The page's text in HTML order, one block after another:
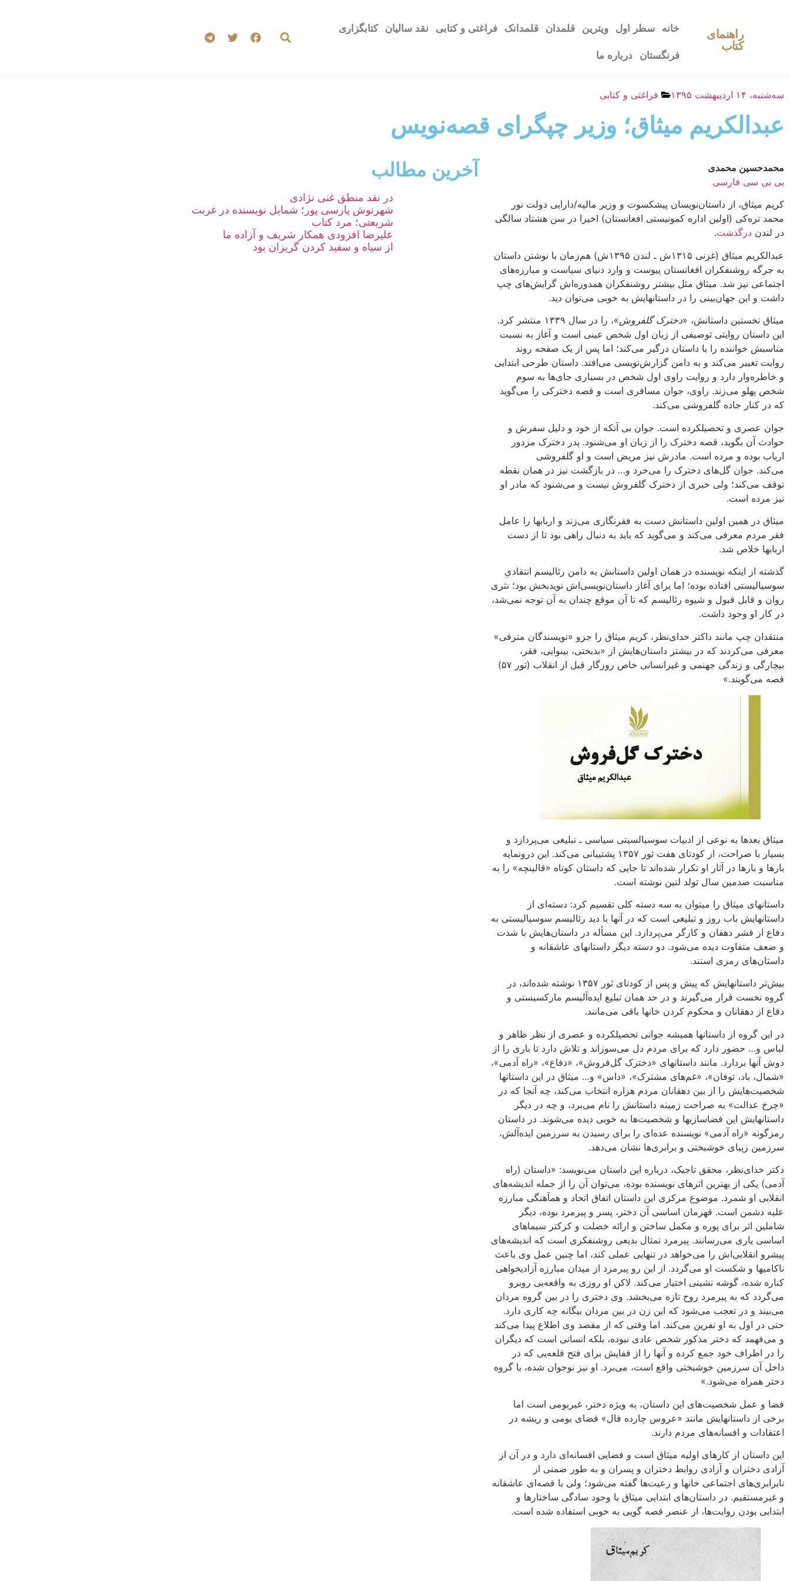
راهنمای
کتاب
خانه سطر اول ویترین قلمدان قلمدانک فراغتی و کتابی نقد سالیان کتابگزاری
فرنگستان درباره ما
سه‌شنبه، ۱۴ اردیبهشت ۱۳۹۵ فراغتی و کتابی
عبدالکریم میثاق؛ وزیر چپگرای قصه‌نویس
محمدحسین محمدی
بی بی سی فارسی
کریم میثاق، از داستان‌نویسان پیشکسوت و وزیر مالیه/دارایی دولت نور
محمد تره‌کی (اولین اداره کمونیستی افغانستان) اخیرا در سن هشتاد سالگی
در لندن درگذشت.
عبدالکریم میثاق (غزنی ۱۳۱۵ش ـ لندن ۱۳۹۵ش) ‌هم‌زمان با ‌‌نوشتن داستان
‌به جرگه‌ روشنفکران افغانستان پیوست و وارد دنیای سیاست و مبارزه‌های
اجتماعی نیز شد. میثاق مثل بیشتر روشنفکران همدوره‌اش گرایش‌های چپ
داشت و این جهان‌بینی را در داستانهایش به خوبی می‌توان دید.
‌میثاق نخستین داستانش، «دخترک گلفروش
»، را در سال ۱۳۳۹ ‌منتشر کرد.
این داستان روایتی توصیفی از زبان اول شخص عینی است و آغاز به‌ نسبت
مناسبش خواننده را با داستان درگیر می‌کند؛ اما پس از یک صفحه روند
روایت تغییر می‌کند و به دامن گزارش‌نویسی می‌افتد. داستان طرحی ابتدایی
و خاطره‌وار دارد و روایت راوی اول شخص در بسیاری جای‌ها به سوم
شخص پهلو می‌زند. راوی، جوان مسافری است و قصه‌ دخترکی را می‌گوید
که در کنار جاده گلفروشی می‌کند.
جوان عصری و تحصیلکرده است. جوان بی آنکه از خود و دلیل سفرش و
حوادث آن بگوید، قصه‌ دخترک را از زبان او می‌شنود. پدر دخترک مزدور
ارباب بوده و مرده است. ‌مادرش نیز مریض است و او‌ گلفروشی‌
می‌کند. جوان گل‌های دخترک را می‌خرد و… ‌در بازگشت نیز در همان نقطه
توقف می‌کند؛ ولی خبری از دخترک گلفروش نیست و می‌شنود که مادر او
نیز مرده است.
میثاق در همین اولین داستانش دست به فقرنگاری می‌زند و اربابها را عامل
فقر مردم معرفی می‌کند و می‌گوید که باید به دنبال راهی بود تا از دست
اربابها خلاص شد.
گذشته از اینکه نویسنده در همان اولین داستانش به دامن ‌رئالیسم انتقادیِ
سوسیالیستی افتاده بوده؛ اما برای آغاز داستان‌نویسی‌اش نویدبخش بود؛ نثری
روان و قابل قبول و شیوه رئالیسم که تا آن موقع چندان به آن توجه نمی‌شد،
در کار او وجود داشت.
منتقدان چپ ‌مانند داکتر خدای‌نظر، کریم میثاق را جزو «نویسندگان مترقی»
معرفی می‌کردند که ‌در بیشتر داستان‌هایش از «بدبختی، بینوایی، فقر،
بیچارگی و زندگی جهنمی و غیرانسانی خاص روزگار قبل از انقلاب (ثور ۵۷)
قصه می‌گویند.»
میثاق ‌بعدها به نوعی از ادبیات سوسیالسیتی سیاسی ـ تبلیغی می‌پردازد و‌‌
بسیار با صراحت، از کودتای هفت ثور ۱۳۵۷ پشتیبانی می‌کند. این درونمایه
بارها و بارها در آثار او تکرار شده‌اند تا جایی که داستان کوتاه «قالینچه» را به
مناسبت صدمین سال تولد لنین نوشته است.
داستانهای‌ میثاق را میتوان‌‌ به سه‌ دسته‌ کلی تقسیم کرد: دسته‌‌ای از
داستانهایش باب روز و تبلیغی‌ است که در آنها با دید رئالیسم سوسیالیستی به
دفاع از قشر دهقان و کارگر می‌پردازد. این مسأله در داستان‌هایش‌ با شدت
و ضعف متفاوت دیده می‌شود. ‌دو دسته‌ دیگر داستانهای‌‌‌ عاشقانه‌ و
داستان‌‌های رمزی استند.
بیش‌تر داستانهایش‌ که پیش و پس از کودتای ثور ۱۳۵۷ نوشته شده‌اند، در
گروه نخست قرار می‌گیرند و در حد همان تبلیغ ایده‌آلیسم مارکسیستی و
دفاع از دهقانان و محکوم کردن خانها باقی می‌مانند.
در این گروه از داستانها ‌همیشه جوانی تحصیلکرده و عصری از نظر ظاهر و
لباس و… حضور دارد که برای مردم دل می‌سوزاند و تلاش دارد تا باری را از
دوش آنها بردارد. مانند داستانهای «دخترک گل‌فروش‌»، «دفاع»، «راه آدمی»،
«شمال، باد، توفان»، «غم‌های مشترک»، «داس» و… میثاق در‌ این داستانها
شخصیت‌هایش را از بین دهقانان مردم هزاره ‌‌انتخاب می‌کند، چه آنجا که در
«چرخ عدالت» به صراحت زمینه داستانش را نام می‌برد، و چه در دیگر
داستانهایش این فضاسازیها و شخصیت‌ها به‌ خوبی دیده می‌شوند. ‌در داستان
رمزگونه‌ «راه آدمی» نویسنده عده‌‌ای را برای رسیدن به سرزمین ایده‌آلش،
سرزمین زیبای خوشبختی و برابری‌ها نشان می‌دهد.
دکتر خدای‌نظر، محقق تاجیک، درباره این داستان می‌نویسد: «داستان (راه
آدمی) یکی از بهترین اثرهای نویسنده بوده، می‌توان آن را از جمله اندیشه‌های
انقلابی او شمرد. موضوع مرکزی این داستان اتفاق اتحاد و همآهنگی مبارزه
علیه دشمن است. قهرمان اساسی آن دختر، پسر و پیرمرد بوده، دیگر
شاملین اثر برای پوره و مکمل ساختن و ارائه خصلت و کرکتر سیماهای
اساسی یاری می‌رسانند. پیرمرد تمثال بدیعی روشنفکری است که اندیشه‌های
پیشرو انقلابی‌اش را می‌خواهد در تنهایی عملی کند، اما چنین عمل وی باعث
ناکامی‎ها و شکست او می‌گردد. از این رو پیرمرد از میدان مبارزه آزادیخواهی
کناره شده، گوشه نشینی اختیار می‌کند. لاکن او روزی به واقعه‌یی روبرو
می‌گردد که به پیرمرد روح تازه می‌بخشد. وی دختری را در بین گروه مردان
می‌بیند و در تعجب می‌شود که این زن در بین مردان بیگانه چه کاری دارد.
حتی در اول به او نفرین می‌کند. اما وقتی که از مقصد وی اطلاع پیدا می‌کند
و می‌فهمد که دختر مذکور شخص عادی نبوده، بلکه انسانی است که دیگران
را در اطراف خود جمع کرده و آنها را از قفایش برای فتح قلعه‌یی که در
داخل آن سرزمین خوشبختی واقع است، می‌برد. او نیز نوجوان شده، با گروه
دختر همراه می‌شود.»
فضا و عمل شخصیت‌های این داستان، به‌ ویژه دختر، ‌غیربومی است اما
برخی از داستانهایش مانند «عروس چارده فال» فضای بومی‌ و ریشه در
اعتقادات و افسانه‌های مردم دارند.
این داستان از کارهای اولیه‌ میثاق است و فضایی افسانه‌ای دارد‌ و در ‌آن از
آزادی دختران و آزادی روابط دختران و پسران و به طور ضمنی از
نابرابری‌های اجتماعی خانها و رعیت‌ها گفته می‌شود؛ ولی با قصه‌‌ای عاشقانه
و غیرمستقیم. در داستان‌های ابتدایی میثاق با وجود سادگی ساختار‌ها و
ابتدایی بودن روایت‌ها، از عنصر قصه گویی به خوبی استفاده شده است.
آخرین مطالب
در نقد منطق غنی نژادی
شهرنوش پارسی پور؛ شمایل نویسنده در غربت
شریعتی؛ مرد کتاب
علیرضا افزودی همکار شریف و آزاده ما
از سیاه و سفید کردن گریزان بود